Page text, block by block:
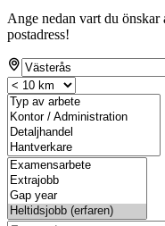
Ange nedan vart du
postadress!